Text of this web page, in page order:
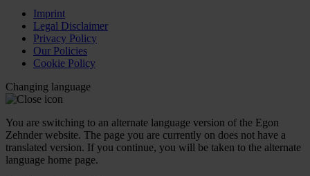
Imprint
Legal Disclaimer
Privacy Policy
Our Policies
Cookie Policy
Changing language
You are switching to an alternate language version of the Egon
Zehnder website. The page you are currently on does not have a
translated version. If you continue, you will be taken to the alternate
language home page.